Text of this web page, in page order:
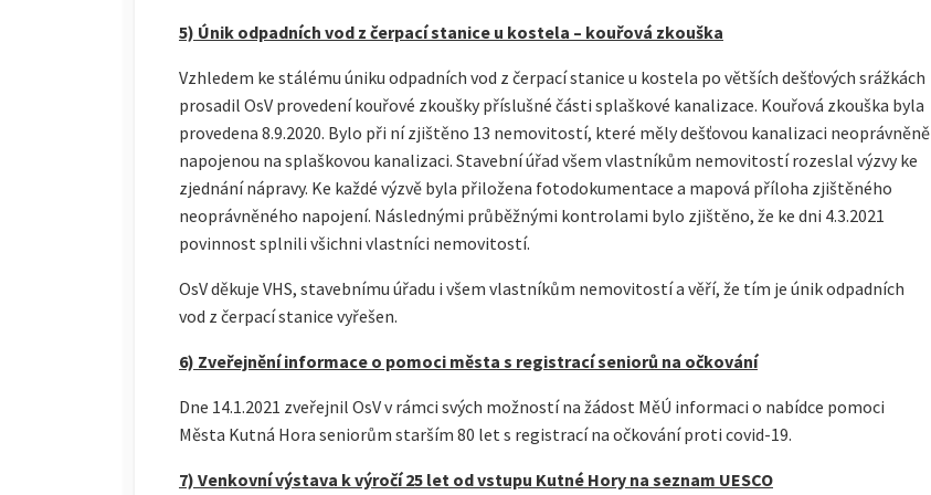
5) Únik odpadních vod z čerpací stanice u kostela – kouřová zkouška
Vzhledem ke stálému úniku odpadních vod z čerpací stanice u kostela po větších dešťových srážkách
prosadil OsV provedení kouřové zkoušky příslušné části splaškové kanalizace. Kouřová zkouška byla
provedena 8.9.2020. Bylo při ní zjištěno 13 nemovitostí, které měly dešťovou kanalizaci neoprávněně
napojenou na splaškovou kanalizaci. Stavební úřad všem vlastníkům nemovitostí rozeslal výzvy ke
zjednání nápravy. Ke každé výzvě byla přiložena fotodokumentace a mapová příloha zjištěného
neoprávněného napojení. Následnými průběžnými kontrolami bylo zjištěno, že ke dni 4.3.2021
povinnost splnili všichni vlastníci nemovitostí.
OsV děkuje VHS, stavebnímu úřadu i všem vlastníkům nemovitostí a věří, že tím je únik odpadních
vod z čerpací stanice vyřešen.
6) Zveřejnění informace o pomoci města s registrací seniorů na očkování
Dne 14.1.2021 zveřejnil OsV v rámci svých možností na žádost MěÚ informaci o nabídce pomoci
Města Kutná Hora seniorům starším 80 let s registrací na očkování proti covid-19.
7) Venkovní výstava k výročí 25 let od vstupu Kutné Hory na seznam UESCO